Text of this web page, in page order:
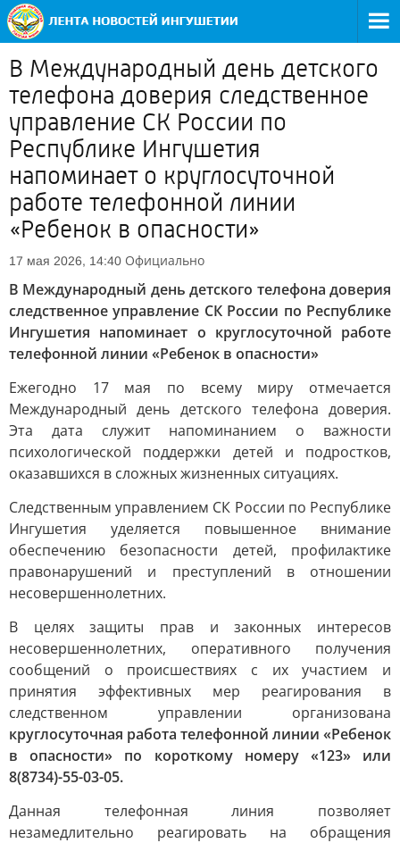
В Международный день детского
телефона доверия следственное
управление СК России по
Республике Ингушетия
напоминает о круглосуточной
работе телефонной линии
«Ребенок в опасности»
17 мая 2026, 14:40 Официально
В Международный день детского телефона доверия
следственное управление СК России по Республике
Ингушетия напоминает о круглосуточной работе
телефонной линии «Ребенок в опасности»
Ежегодно 17 мая по всему миру отмечается
Международный день детского телефона доверия.
Эта дата служит напоминанием о важности
психологической поддержки детей и подростков,
оказавшихся в сложных жизненных ситуациях.
Следственным управлением СК России по Республике
Ингушетия уделяется повышенное внимание
обеспечению безопасности детей, профилактике
правонарушений и преступлений в отношении
несовершеннолетних.
В целях защиты прав и законных интересов
несовершеннолетних, оперативного получения
сообщений о происшествиях с их участием и
принятия эффективных мер реагирования в
следственном управлении организована
круглосуточная работа телефонной линии «Ребенок
в опасности» по короткому номеру «123» или
8(8734)-55-03-05.
Данная телефонная линия позволяет
незамедлительно реагировать на обращения